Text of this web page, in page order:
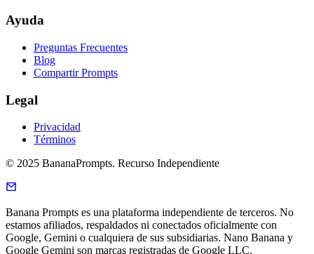
Ayuda
Preguntas Frecuentes
Blog
Compartir Prompts
Legal
Privacidad
Términos
© 2025 BananaPrompts. Recurso Independiente
Banana Prompts es una plataforma independiente de terceros. No
estamos afiliados, respaldados ni conectados oficialmente con
Google, Gemini o cualquiera de sus subsidiarias. Nano Banana y
Google Gemini son marcas registradas de Google LLC.